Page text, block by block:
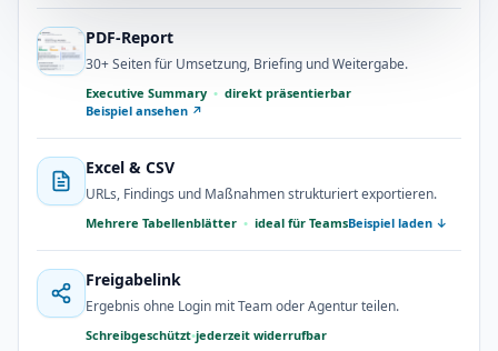
PDF-Report
30+ Seiten für Umsetzung, Briefing und Weitergabe.
Executive Summary • direkt präsentierbar
Beispiel ansehen ↗
Excel & CSV
URLs, Findings und Maßnahmen strukturiert exportieren.
Mehrere Tabellenblätter • ideal für TeamsBeispiel laden ↓
Freigabelink
Ergebnis ohne Login mit Team oder Agentur teilen.
Schreibgeschützt•jederzeit widerrufbar